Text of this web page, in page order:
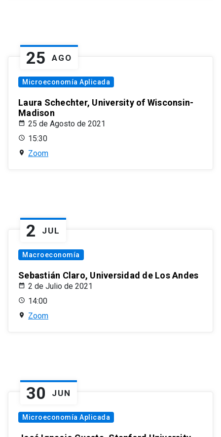
25 AGO
Microeconomía Aplicada
Laura Schechter, University of Wisconsin-
Madison
25 de Agosto de 2021
15:30
Zoom
2 JUL
Macroeconomía
Sebastián Claro, Universidad de Los Andes
2 de Julio de 2021
14:00
Zoom
30 JUN
Microeconomía Aplicada